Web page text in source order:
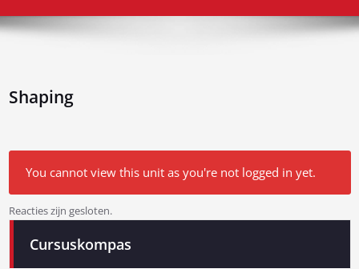
Shaping
You cannot view this unit as you're not logged in yet.
Bericht
navigatie
Reacties zijn gesloten.
Cursuskompas